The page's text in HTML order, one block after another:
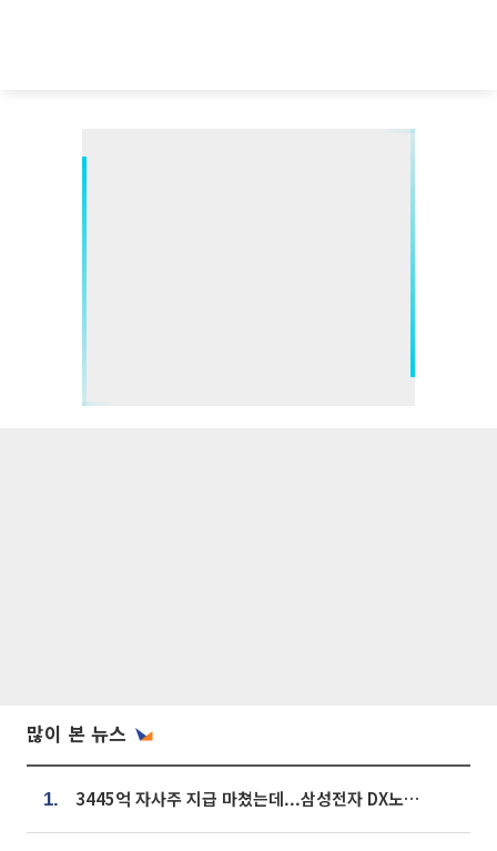
많이 본 뉴스
1. 3445억 자사주 지급 마쳤는데...삼성전자 DX노조, 뒤늦은 '떼쓰기 집회'